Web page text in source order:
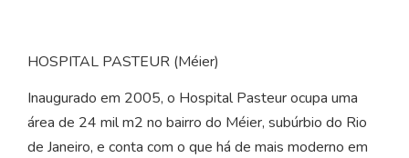
HOSPITAL PASTEUR (Méier)
Inaugurado em 2005, o Hospital Pasteur ocupa uma
área de 24 mil m2 no bairro do Méier, subúrbio do Rio
de Janeiro, e conta com o que há de mais moderno em